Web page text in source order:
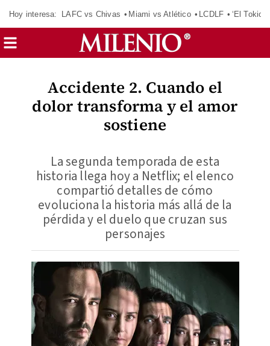
Hoy interesa: LAFC vs Chivas Miami vs Atlético LCDLF ‘El Tokio’
Accidente 2. Cuando el
dolor transforma y el amor
sostiene
La segunda temporada de esta
historia llega hoy a Netflix; el elenco
compartió detalles de cómo
evoluciona la historia más allá de la
pérdida y el duelo que cruzan sus
personajes